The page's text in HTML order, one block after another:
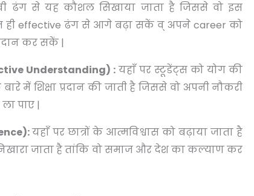
ढंग से यह कौशल सिखाया जाता है जिससे वो इस
ही effective ढंग से आगे बढ़ा सकें व् अपने career को
कर सकें |
Understanding) : यहाँ पर स्टूडेंट्स को योग की
में शिक्षा प्रदान की जाती है जिससे वो अपनी नौकरी
पाए |
यहाँ पर छात्रों के आत्मविश्वास को बढ़ाया जाता है
जाता है तांकि वो समाज और देश का कल्याण कर